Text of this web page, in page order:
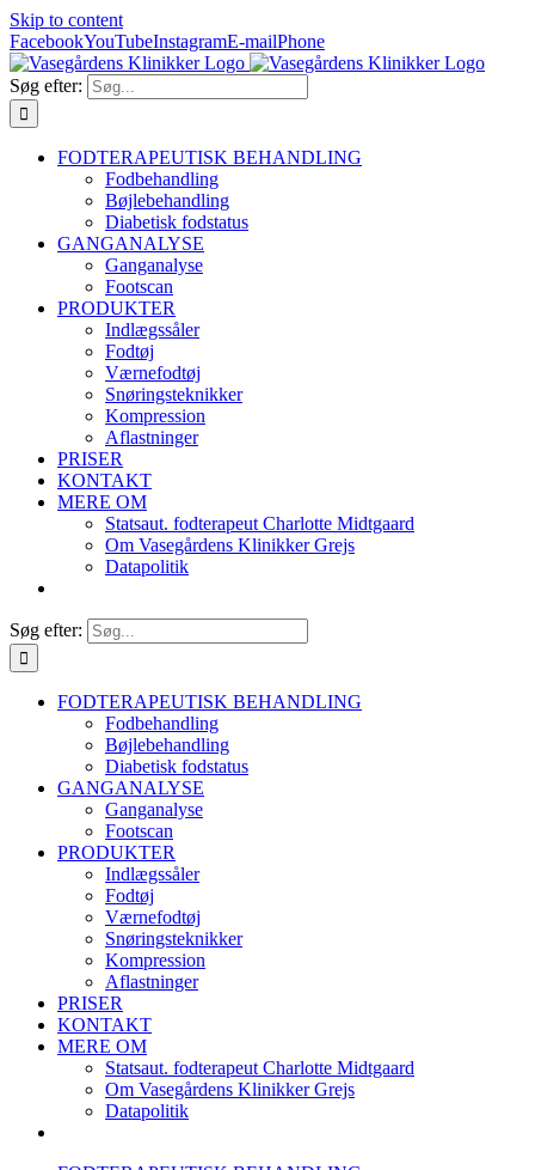
Skip to content
FacebookYouTubeInstagramE-mailPhone
Søg efter:
FODTERAPEUTISK BEHANDLING
Fodbehandling
Bøjlebehandling
Diabetisk fodstatus
GANGANALYSE
Ganganalyse
Footscan
PRODUKTER
Indlægssåler
Fodtøj
Værnefodtøj
Snøringsteknikker
Kompression
Aflastninger
PRISER
KONTAKT
MERE OM
Statsaut. fodterapeut Charlotte Midtgaard
Om Vasegårdens Klinikker Grejs
Datapolitik
Søg efter:
FODTERAPEUTISK BEHANDLING
Fodbehandling
Bøjlebehandling
Diabetisk fodstatus
GANGANALYSE
Ganganalyse
Footscan
PRODUKTER
Indlægssåler
Fodtøj
Værnefodtøj
Snøringsteknikker
Kompression
Aflastninger
PRISER
KONTAKT
MERE OM
Statsaut. fodterapeut Charlotte Midtgaard
Om Vasegårdens Klinikker Grejs
Datapolitik